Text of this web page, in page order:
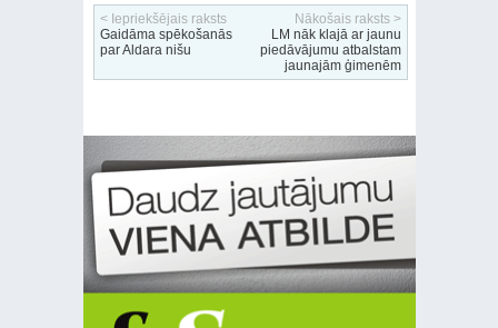
< Iepriekšējais raksts
Gaidāma spēkošanās
par Aldara nišu
Nākošais raksts >
LM nāk klajā ar jaunu
piedāvājumu atbalstam
jaunajām ģimenēm